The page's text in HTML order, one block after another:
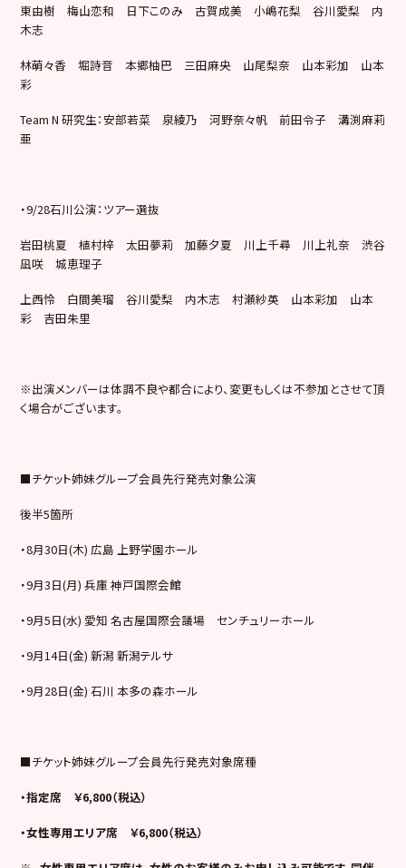
東由樹 梅山恋和 日下このみ 古賀成美 小嶋花梨 谷川愛梨 内
木志
林萌々香 堀詩音 本郷柚巴 三田麻央 山尾梨奈 山本彩加 山本
彩
Team N 研究生：安部若菜 泉綾乃 河野奈々帆 前田令子 溝渕麻莉
亜
・9/28石川公演：ツアー選抜
岩田桃夏 植村梓 太田夢莉 加藤夕夏 川上千尋 川上礼奈 渋谷
凪咲 城恵理子
上西怜 白間美瑠 谷川愛梨 内木志 村瀬紗英 山本彩加 山本
彩 吉田朱里
※出演メンバーは体調不良や都合により、変更もしくは不参加とさせて頂
く場合がございます。
■チケット姉妹グループ会員先行発売対象公演
後半5箇所
・8月30日(木) 広島 上野学園ホール
・9月3日(月) 兵庫 神戸国際会館
・9月5日(水) 愛知 名古屋国際会議場 センチュリーホール
・9月14日(金) 新潟 新潟テルサ
・9月28日(金) 石川 本多の森ホール
■チケット姉妹グループ会員先行発売対象席種
・指定席 ￥6,800（税込）
・女性専用エリア席 ￥6,800（税込）